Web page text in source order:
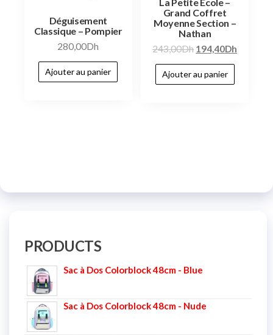
Déguisement
Classique – Pompier
280,00Dh
Ajouter au panier
Grand Coffret
Moyenne Section –
Nathan
243,00Dh 194,40Dh
Ajouter au panier
PRODUCTS
Sac à Dos Colorblock 48cm - Blue
Sac à Dos Colorblock 48cm - Nude